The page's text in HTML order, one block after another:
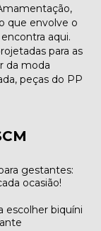
que envolve o
aqui.
para as
da moda
peças do PP
gestantes:
ocasião!
escolher biquíni